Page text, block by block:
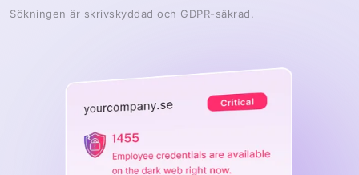
Sökningen är skrivskyddad och GDPR-säkrad.